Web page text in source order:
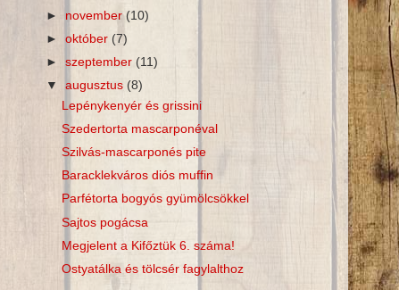
► november (10)
►október (7)
►szeptember(11)
▼augusztus (8)
Lepénykenyér és grissini
Szedertorta mascarponéval
Szilvás-mascarponés pite
Baracklekváros diós muffin
Parfétorta bogyós gyümölcsökkel
Sajtos pogácsa
Megjelent a Kifőztük 6. száma!
Ostyatálka és tölcsér fagylalthoz